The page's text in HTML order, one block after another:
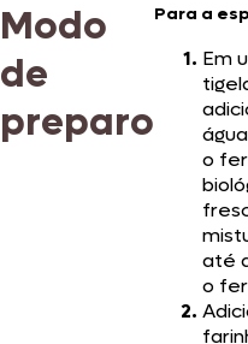
Modo
de
preparo
Para a
Em
o
até
o